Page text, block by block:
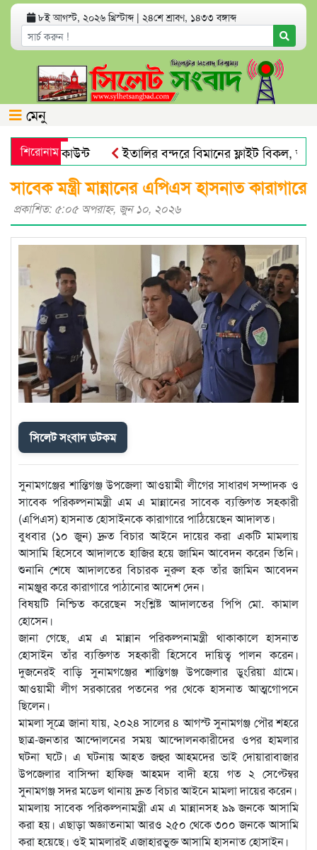
৮ই আগস্ট, ২০২৬ খ্রিস্টাব্দ | ২৪শে শ্রাবণ, ১৪৩৩ বঙ্গাব্দ
মেনু
শিরোনাম
অ্যাকাউন্ট
ইতালির বন্দরে বিমানের ফ্লাইট বিকল,
পায়না : এড. জুবায়ের
তেল, গ্যাস, বিদ্যুৎ সঙ্কট ও
সাবেক মন্ত্রী মান্নানের এপিএস হাসনাত কারাগারে
প্রকাশিত: ৫:০৫ অপরাহ্ণ, জুন ১০, ২০২৬
সিলেট সংবাদ ডটকম
সুনামগঞ্জের শান্তিগঞ্জ উপজেলা আওয়ামী লীগের সাধারণ সম্পাদক ও
সাবেক পরিকল্পনামন্ত্রী এম এ মান্নানের সাবেক ব্যক্তিগত সহকারী
(এপিএস) হাসনাত হোসাইনকে কারাগারে পাঠিয়েছেন আদালত।
বুধবার (১০ জুন) দ্রুত বিচার আইনে দায়ের করা একটি মামলায়
আসামি হিসেবে আদালতে হাজির হয়ে জামিন আবেদন করেন তিনি।
শুনানি শেষে আদালতের বিচারক নুরুল হক তাঁর জামিন আবেদন
নামঞ্জুর করে কারাগারে পাঠানোর আদেশ দেন।
বিষয়টি নিশ্চিত করেছেন সংশ্লিষ্ট আদালতের পিপি মো. কামাল
হোসেন।
জানা গেছে, এম এ মান্নান পরিকল্পনামন্ত্রী থাকাকালে হাসনাত
হোসাইন তাঁর ব্যক্তিগত সহকারী হিসেবে দায়িত্ব পালন করেন।
দুজনেরই বাড়ি সুনামগঞ্জের শান্তিগঞ্জ উপজেলার ডুংরিয়া গ্রামে।
আওয়ামী লীগ সরকারের পতনের পর থেকে হাসনাত আত্মগোপনে
ছিলেন।
মামলা সূত্রে জানা যায়, ২০২৪ সালের ৪ আগস্ট সুনামগঞ্জ পৌর শহরে
ছাত্র-জনতার আন্দোলনের সময় আন্দোলনকারীদের ওপর হামলার
ঘটনা ঘটে। এ ঘটনায় আহত জহুর আহমদের ভাই দোয়ারাবাজার
উপজেলার বাসিন্দা হাফিজ আহমদ বাদী হয়ে গত ২ সেপ্টেম্বর
সুনামগঞ্জ সদর মডেল থানায় দ্রুত বিচার আইনে মামলা দায়ের করেন।
মামলায় সাবেক পরিকল্পনামন্ত্রী এম এ মান্নানসহ ৯৯ জনকে আসামি
করা হয়। এছাড়া অজ্ঞাতনামা আরও ২৫০ থেকে ৩০০ জনকে আসামি
করা হয়েছে। ওই মামলারই এজাহারভুক্ত আসামি হাসনাত হোসাইন।